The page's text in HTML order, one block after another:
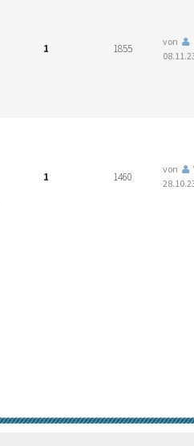
1 1855
von
1 1460
von